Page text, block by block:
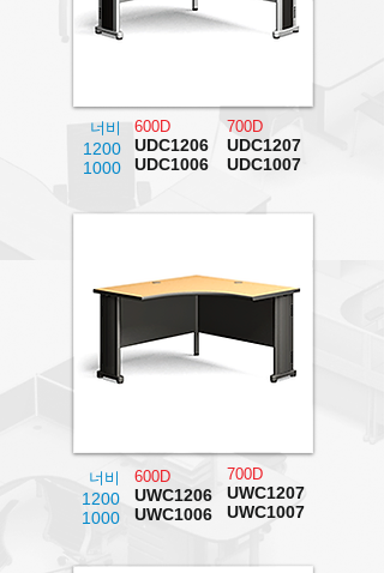
너비
1200
1000
600D
UDC1206
UDC1006
700D
UDC1207
UDC1007
너비
1200
1000
600D
UWC1206
UWC1006
700D
UWC1207
UWC1007